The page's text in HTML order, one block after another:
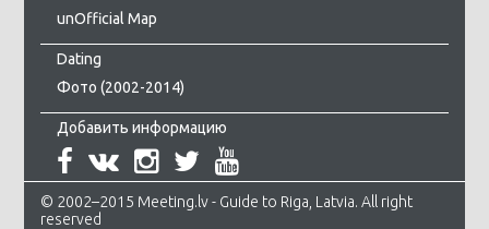
unOfficial Map
Dating
Фото (2002-2014)
Добавить информацию
© 2002–2015 Meeting.lv - Guide to Riga, Latvia. All right
reserved